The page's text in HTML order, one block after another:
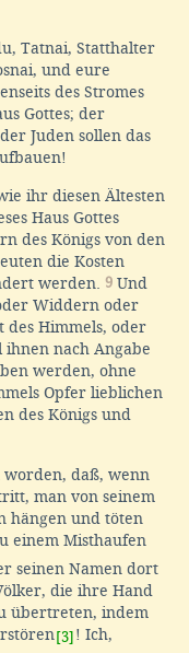
Tatnai, Statthalter
und eure
des Stromes
Gottes; der
Juden sollen das
ihr diesen Ältesten
Haus Gottes
des Königs von den
die Kosten
werden. 9 Und
Widdern oder
Himmels, oder
ihnen nach Angabe
werden, ohne
Opfer lieblichen
des Königs und
worden, daß, wenn
man von seinem
hängen und töten
einem Misthaufen
seinen Namen dort
die ihre Hand
übertreten, indem
[3] ! Ich,